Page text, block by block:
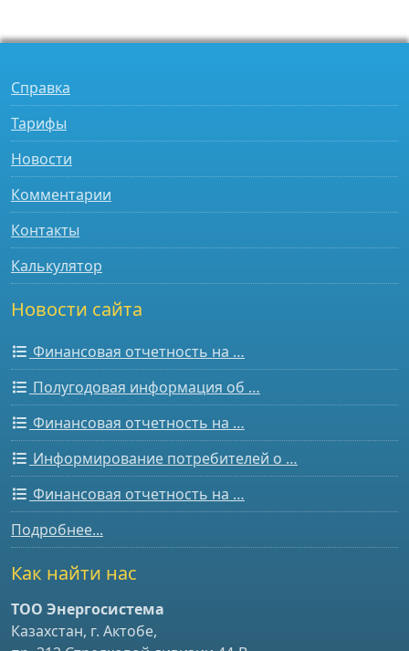
Справка
Тарифы
Новости
Комментарии
Контакты
Калькулятор
Новости сайта
Финансовая отчетность на …
Полугодовая информация об …
Финансовая отчетность на …
Информирование потребителей о …
Финансовая отчетность на …
Подробнее...
Как найти нас
ТОО Энергосистема
Казахстан, г. Актобе,